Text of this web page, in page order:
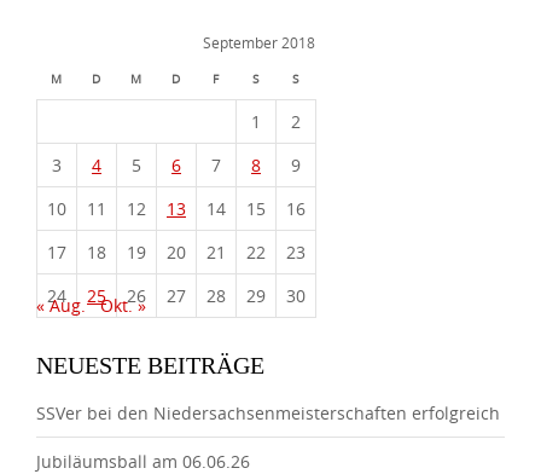
September 2018
M D M D F S S
1
2
3
4 5 6 7 8
9
10
11 12 13 14 15
16
17
18 19 20 21 22
23
24
25 26 27 28 29 30
« Aug. Okt. »
NEUESTE BEITRÄGE
SSVer bei den Niedersachsenmeisterschaften erfolgreich
Jubiläumsball am 06.06.26